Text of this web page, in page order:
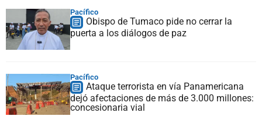
Pacífico
Obispo de Tumaco pide no cerrar la
puerta a los diálogos de paz
Pacífico
Ataque terrorista en vía Panamericana
dejó afectaciones de más de 3.000 millones:
concesionaria vial